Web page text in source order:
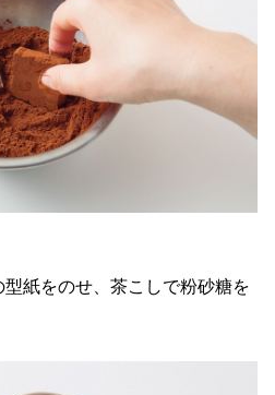
紙をのせ、茶こしで粉砂糖を